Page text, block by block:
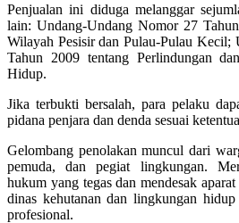
Penjualan ini diduga melanggar
lain: Undang-Undang Nomor 27
Wilayah Pesisir dan Pulau-Pulau Kecil;
Tahun 2009 tentang Perlindungan
Hidup.
Jika terbukti bersalah, para pelaku
pidana penjara dan denda sesuai
Gelombang penolakan muncul dari
pemuda, dan pegiat lingkungan.
hukum yang tegas dan mendesak
dinas kehutanan dan lingkungan
profesional.